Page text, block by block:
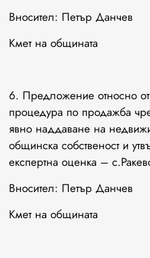
Вносител: Петър Данчев
Кмет на общината
6. Предложение относно
процедура по продажба
явно наддаване на
общинска собственост и
експертна оценка –
Вносител: Петър Данчев
Кмет на общината